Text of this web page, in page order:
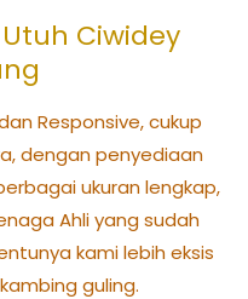
Ciwidey
Responsive, cukup
dengan penyediaan
ukuran lengkap,
Ahli yang sudah
kami lebih eksis
guling.